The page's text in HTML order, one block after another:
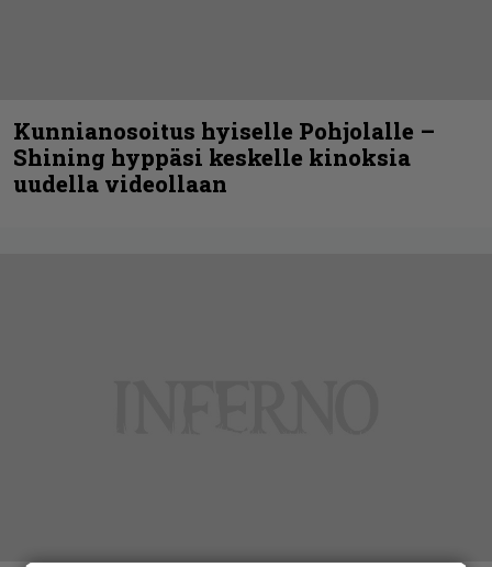
Kunnianosoitus hyiselle Pohjolalle –
Shining hyppäsi keskelle kinoksia
uudella videollaan